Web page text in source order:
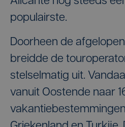
populairste.
Doorheen de
breidde de
stelselmatig uit.
vanuit Oostende naar